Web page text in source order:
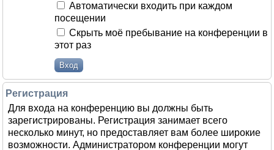
Автоматически входить при каждом
посещении
Скрыть моё пребывание на конференции в
этот раз
Регистрация
Для входа на конференцию вы должны быть
зарегистрированы. Регистрация занимает всего
несколько минут, но предоставляет вам более широкие
возможности. Администратором конференции могут